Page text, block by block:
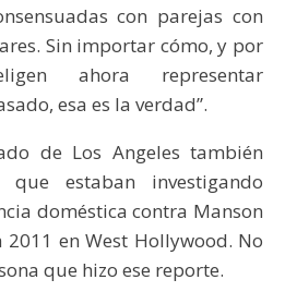
con parejas con
Sin importar cómo, y por
ahora representar
esa es la verdad”.
de Los Angeles también
estaban investigando
doméstica contra Manson
en West Hollywood. No
que hizo ese reporte.